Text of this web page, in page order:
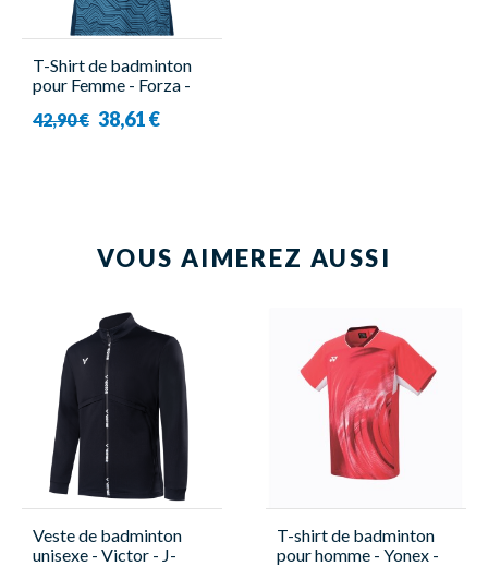
T-Shirt de badminton
pour Femme - Forza -
42,90 € 38,61 €
VOUS AIMEREZ AUSSI
Veste de badminton
unisexe - Victor - J-
T-shirt de badminton
pour homme - Yonex -